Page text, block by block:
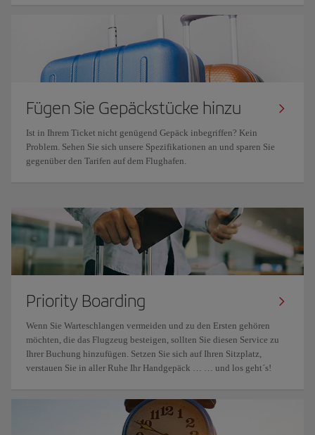
Fügen Sie Gepäckstücke hinzu
Ist in Ihrem Ticket nicht genügend Gepäck inbegriffen? Kein
Problem. Sehen Sie sich unsere Spezifikationen an und sparen Sie
gegenüber den Tarifen auf dem Flughafen.
Priority Boarding
Wenn Sie Warteschlangen vermeiden und zu den Ersten gehören
möchten, die das Flugzeug besteigen, sollten Sie diesen Service zu
Ihrer Buchung hinzufügen. Setzen Sie sich auf Ihren Sitzplatz,
verstauen Sie in aller Ruhe Ihr Handgepäck … … und los geht´s!